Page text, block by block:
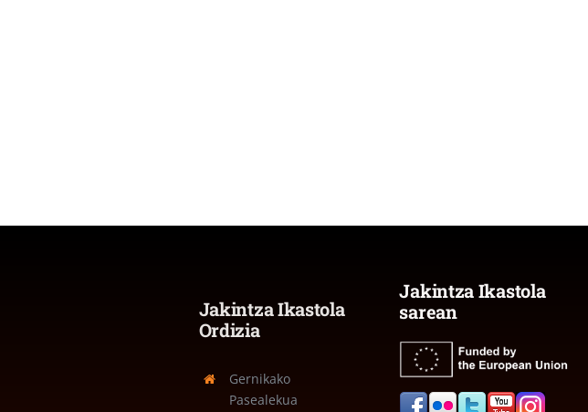
Jakintza Ikastola
Ordizia
Gernikako
Pasealekua
Jakintza Ikastola
sarean